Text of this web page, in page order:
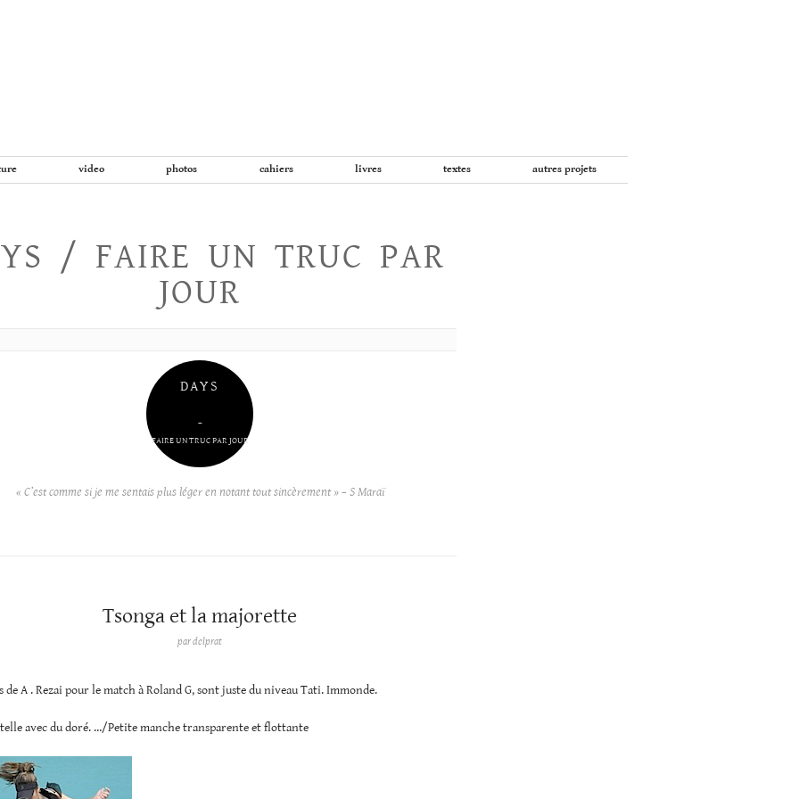
video photos cahiers livres textes autres projets
/ FAIRE UN TRUC PAR
JOUR
DAYS
–
FAIRE UN TRUC PAR JOUR
« C’est comme si je me sentais plus léger en notant tout sincèrement » – S Maraï
Tsonga et la majorette
pardelprat
de A . Rezai pour le match à Roland G, sont juste du niveau Tati. Immonde.
avec du doré. …/Petite manche transparente et flottante